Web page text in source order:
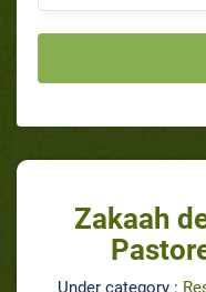
Zakaah
Under category :